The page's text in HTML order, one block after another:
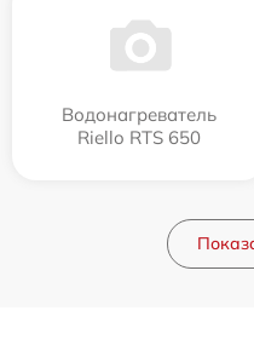
Водонагреватель
Riello RTS 650